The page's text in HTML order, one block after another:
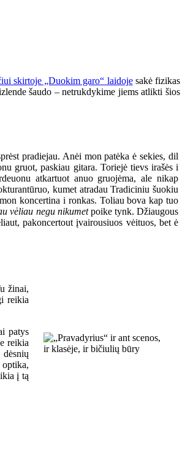
skirtoje „Duokim garo“ laidojesakė fizikas
šaudo – netrukdykime jiems atlikti šios
pradiejau. Anėi mon patėka ė sekies, dil
gruot, paskiau gitara. Toriejė tievs irašės i
atkartuot anuo gruojėma, ale nikap
kumet atradau Tradiciniu šuokiu
koncertina i ronkas. Toliau bova kap tuo
vėliau negu nikumetpoike tynk. Džiaugous
pakoncertout įvairousiuos vėituos, bet ė
žinai,
reikia
patys
reikia
į tą